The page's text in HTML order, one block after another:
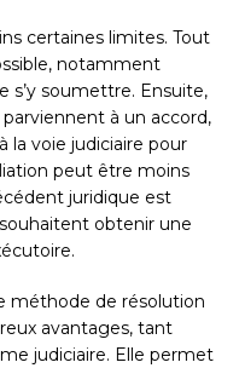
certaines limites. Tout
notamment
s’y soumettre. Ensuite,
à un accord,
la voie judiciaire pour
peut être moins
juridique est
obtenir une
méthode de résolution
avantages, tant
judiciaire. Elle permet